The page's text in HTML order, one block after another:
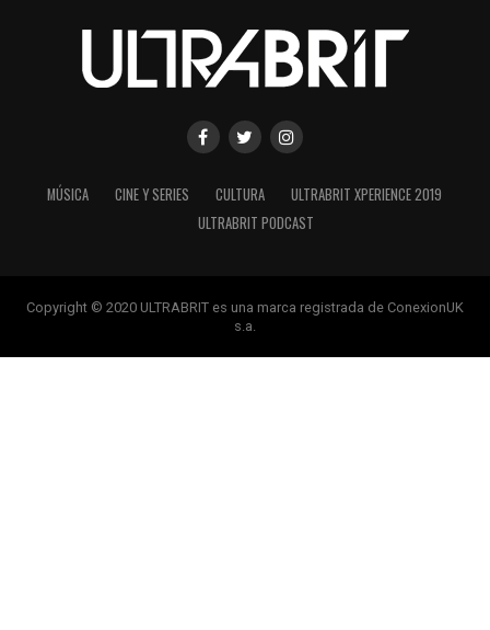
MÚSICA CINE Y SERIES CULTURA
ULTRABRIT XPERIENCE 2019
ULTRABRIT PODCAST
Copyright © 2020 ULTRABRIT es una marca registrada de ConexionUK
s.a.